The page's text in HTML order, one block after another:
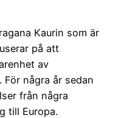
Kaurin som är
på att
av
några år sedan
från några
till Europa.